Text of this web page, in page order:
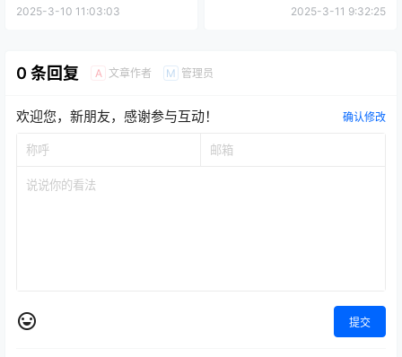
2025-3-10 11:03:03 2025-3-11 9:32:25
0 条回复 A 文章作者 M 管理员
欢迎您，新朋友，感谢参与互动！ 确认修改
提交